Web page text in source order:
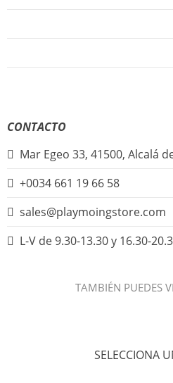
CONTACTO
Mar Egeo 33, 41500, Alcalá
+0034 661 19 66 58
sales@playmoingstore.com
L-V de 9.30-13.30 y 16.30-
TAMBIÉN PUEDES
SELECCIONA